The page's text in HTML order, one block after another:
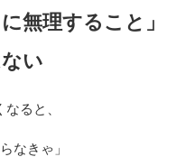
無理すること」
い
ると、
なきゃ」